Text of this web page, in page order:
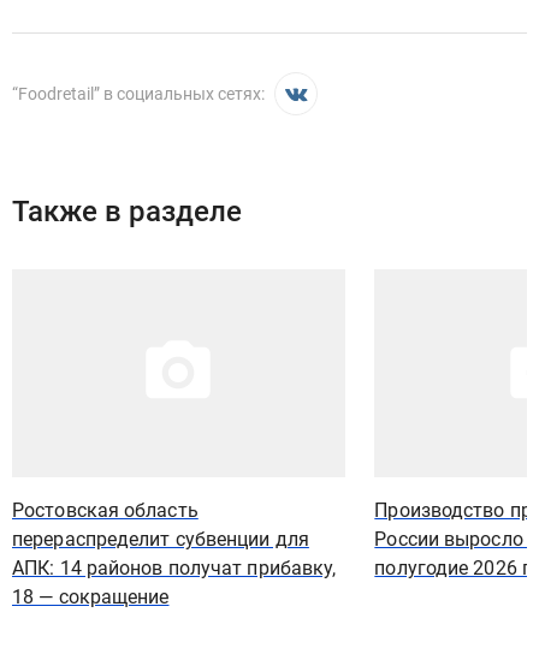
“Foodretail” в социальных сетях:
Также в разделе
Ростовская область
перераспределит субвенции для
АПК: 14 районов получат прибавку,
18 — сокращение
Производство
России выросло
полугодие 2026